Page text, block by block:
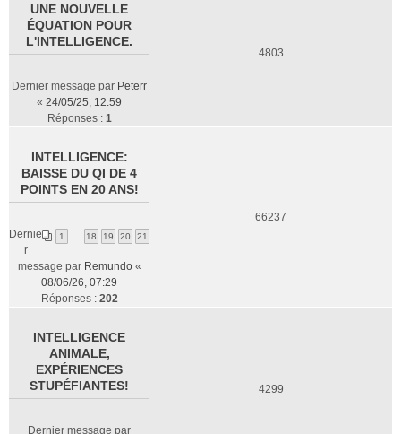
UNE NOUVELLE
ÉQUATION POUR
L'INTELLIGENCE.
Dernier message par Peterr
« 24/05/25, 12:59
Réponses : 1
4803
INTELLIGENCE:
BAISSE DU QI DE 4
POINTS EN 20 ANS!
1 18 19 20 21
Dernie
r
message par Remundo«
08/06/26, 07:29
Réponses : 202
66237
INTELLIGENCE
ANIMALE,
EXPÉRIENCES
STUPÉFIANTES!
Dernier message par
4299